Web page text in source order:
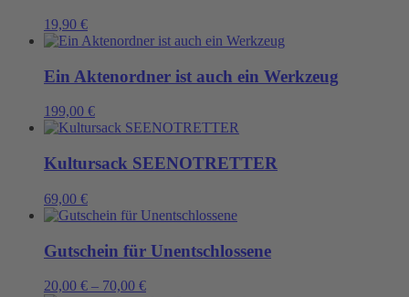
19,90 €
Ein Aktenordner ist auch ein Werkzeug
199,00 €
Kultursack SEENOTRETTER
69,00 €
Gutschein für Unentschlossene
20,00 € – 70,00 €